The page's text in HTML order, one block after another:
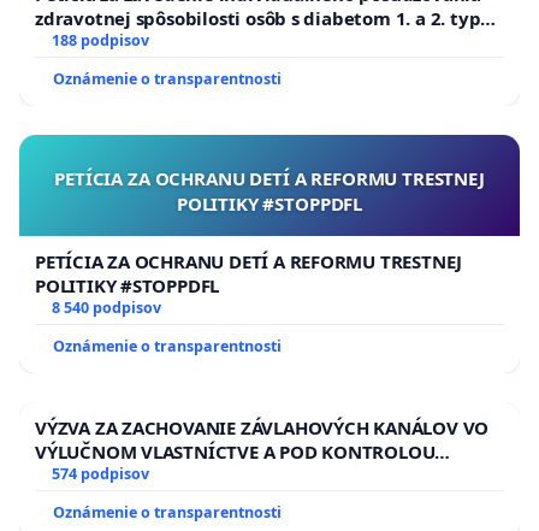
zdravotnej spôsobilosti osôb s diabetom 1. a 2. typu
pri prijímaní do Policajného zboru SR
188 podpisov
Oznámenie o transparentnosti
PETÍCIA ZA OCHRANU DETÍ A REFORMU TRESTNEJ
POLITIKY #STOPPDFL
PETÍCIA ZA OCHRANU DETÍ A REFORMU TRESTNEJ
POLITIKY #STOPPDFL
8 540 podpisov
Oznámenie o transparentnosti
VÝZVA ZA ZACHOVANIE ZÁVLAHOVÝCH KANÁLOV VO
VÝLUČNOM VLASTNÍCTVE A POD KONTROLOU
SLOVENSKEJ REPUBLIKY & žiadosť na riešenie
kanálov na Slovensku
574 podpisov
Oznámenie o transparentnosti